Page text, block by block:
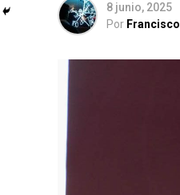
8 junio, 2025
Por